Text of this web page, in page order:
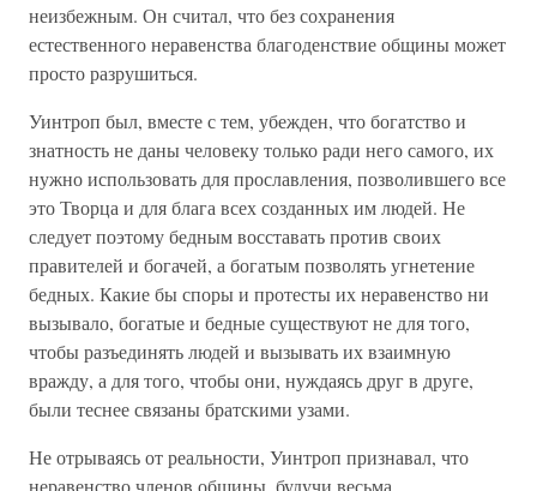
неизбежным. Он считал, что без сохранения
естественного неравенства благоденствие общины может
просто разрушиться.
Уинтроп был, вместе с тем, убежден, что богатство и
знатность не даны человеку только ради него самого, их
нужно использовать для прославления, позволившего все
это Творца и для блага всех созданных им людей. Не
следует поэтому бедным восставать против своих
правителей и богачей, а богатым позволять угнетение
бедных. Какие бы споры и протесты их неравенство ни
вызывало, богатые и бедные существуют не для того,
чтобы разъединять людей и вызывать их взаимную
вражду, а для того, чтобы они, нуждаясь друг в друге,
были теснее связаны братскими узами.
Не отрываясь от реальности, Уинтроп признавал, что
неравенство членов общины, будучи весьма